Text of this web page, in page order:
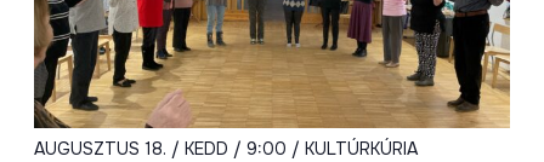
AUGUSZTUS 18. / KEDD / 9:00 / KULTÚRKÚRIA